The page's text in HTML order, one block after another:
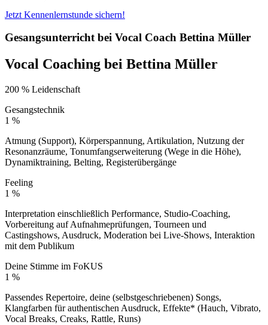
Jetzt Kennenlernstunde sichern!
Gesangsunterricht bei Vocal Coach Bettina Müller
Vocal Coaching bei Bettina Müller
200 % Leidenschaft
Gesangstechnik
1 %
Atmung (Support), Körperspannung, Artikulation, Nutzung der
Resonanzräume, Tonumfangserweiterung (Wege in die Höhe),
Dynamiktraining, Belting, Registerübergänge
Feeling
1 %
Interpretation einschließlich Performance, Studio-Coaching,
Vorbereitung auf Aufnahmeprüfungen, Tourneen und
Castingshows, Ausdruck, Moderation bei Live-Shows, Interaktion
mit dem Publikum
Deine Stimme im FoKUS
1 %
Passendes Repertoire, deine (selbstgeschriebenen) Songs,
Klangfarben für authentischen Ausdruck, Effekte* (Hauch, Vibrato,
Vocal Breaks, Creaks, Rattle, Runs)